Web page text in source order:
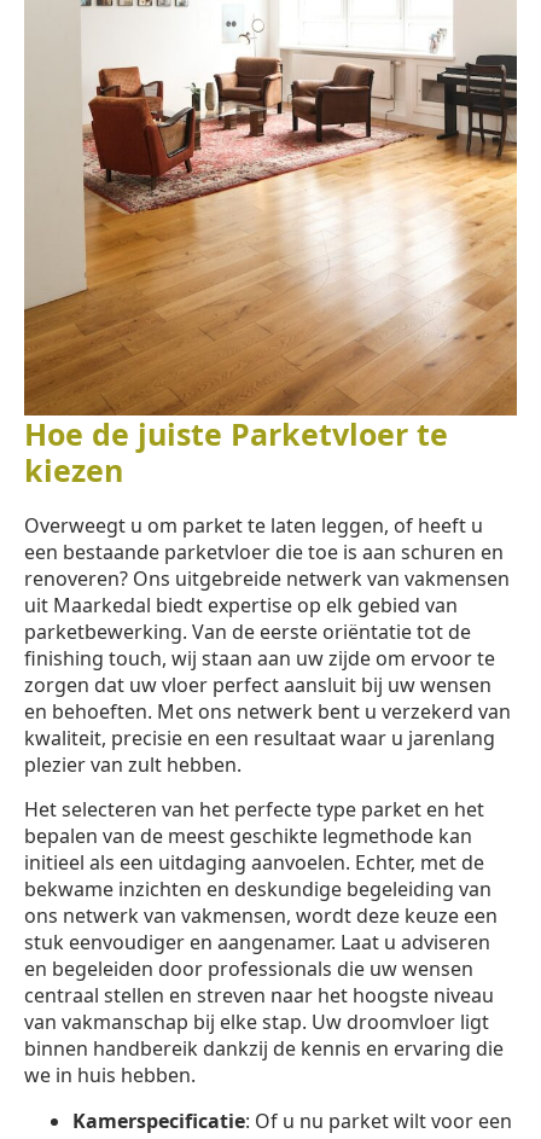
Hoe de juiste Parketvloer te
kiezen
Overweegt u om parket te laten leggen, of heeft u
een bestaande parketvloer die toe is aan schuren en
renoveren? Ons uitgebreide netwerk van vakmensen
uit Maarkedal biedt expertise op elk gebied van
parketbewerking. Van de eerste oriëntatie tot de
finishing touch, wij staan aan uw zijde om ervoor te
zorgen dat uw vloer perfect aansluit bij uw wensen
en behoeften. Met ons netwerk bent u verzekerd van
kwaliteit, precisie en een resultaat waar u jarenlang
plezier van zult hebben.
Het selecteren van het perfecte type parket en het
bepalen van de meest geschikte legmethode kan
initieel als een uitdaging aanvoelen. Echter, met de
bekwame inzichten en deskundige begeleiding van
ons netwerk van vakmensen, wordt deze keuze een
stuk eenvoudiger en aangenamer. Laat u adviseren
en begeleiden door professionals die uw wensen
centraal stellen en streven naar het hoogste niveau
van vakmanschap bij elke stap. Uw droomvloer ligt
binnen handbereik dankzij de kennis en ervaring die
we in huis hebben.
Kamerspecificatie: Of u nu parket wilt voor een